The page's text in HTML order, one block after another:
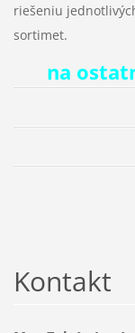
riešeniu
sortimet.
na
Kontakt